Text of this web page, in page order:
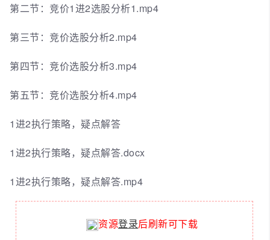
第二节：竞价1进2选股分析1.mp4
第三节：竞价选股分析2.mp4
第四节：竞价选股分析3.mp4
第五节：竞价选股分析4.mp4
1进2执行策略，疑点解答
1进2执行策略，疑点解答.docx
1进2执行策略，疑点解答.mp4
资源登录后刷新可下载